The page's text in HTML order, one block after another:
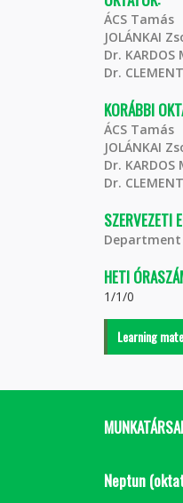
ÁCS Tamás
JOLÁNKAI
Dr.
Dr.
KORÁBBI
ÁCS Tamás
JOLÁNKAI
Dr.
Dr.
SZERVEZETI
HETI
1/1/0
Learning
Neptun